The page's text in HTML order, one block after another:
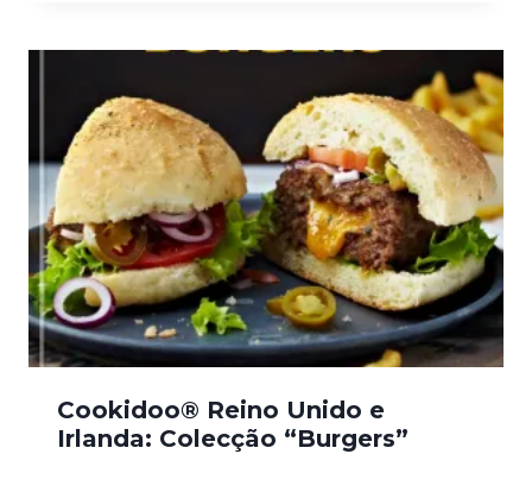
Cookidoo® Reino Unido e
Irlanda: Colecção “Burgers”